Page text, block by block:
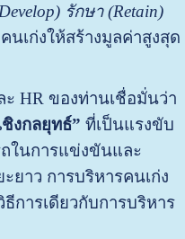
รักษา (Retain)
นเก่งให้สร้างมูลค่าสูงสุด
ะ HR ของท่านเชื่อมั่นว่า
ชิงกลยุทธ์” ที่เป็นแรงขับ
ในการแข่งขันและ
ยาว การบริหารคนเก่ง
การเดียวกับการบริหาร